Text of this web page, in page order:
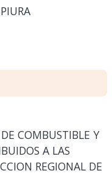
COMBUSTIBLE Y
A LAS
REGIONAL DE